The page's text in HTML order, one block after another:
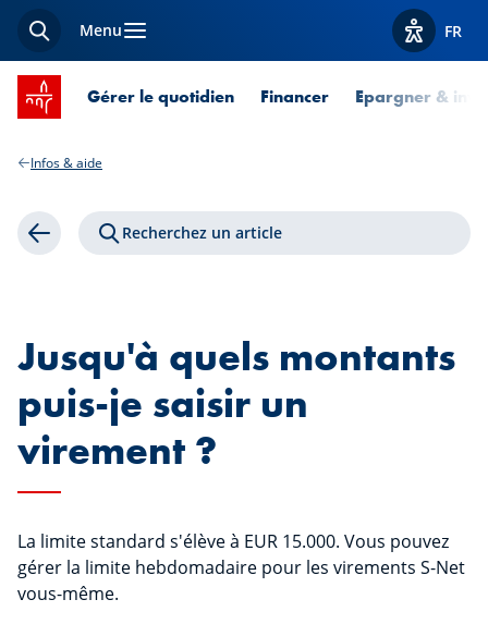
Recherche
Menu Afficher
FR
Accueil SPUERKEESS
Gérer le quotidien Financer Epargner &
Infos & aide
Retour Recherchez un article
Jusqu'à quels montants
puis-je saisir un
virement ?
La limite standard s'élève à EUR 15.000. Vous pouvez
gérer la limite hebdomadaire pour les virements S-Net
vous-même.